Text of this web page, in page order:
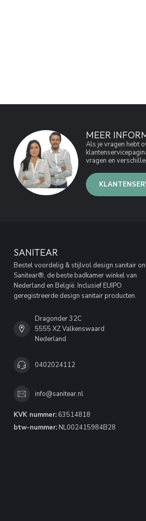
MEER
Als je vragen hebt
vragen en
SANITEAR
Bestel voordelig & stijlvol design sanitair
Sanitear®, de beste badkamer winkel van
Nederland en België. Inclusief EUIPO
geregistreerde design sanitair producten.
Dragonder 32C
5555 XZ Valkenswaard
Nederland
0402024112
info@sanitear.nl
KVK nummer: 63514818
btw-nummer: NL002415984B28